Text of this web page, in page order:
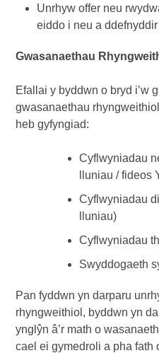
Unrhyw offer neu
eiddo i neu a
Gwasanaethau
Efallai y byddwn o bryd i’w
gwasanaethau
heb gyfyngiad:
Cyflwyniadau
lluniau / fideos
Cyflwyniadau
lluniau)
Cyflwyniadau
Swyddogaeth
Pan fyddwn yn darparu
rhyngweithiol, byddwn yn
ynglŷn â’r math o
cael ei gymedroli a pha fath